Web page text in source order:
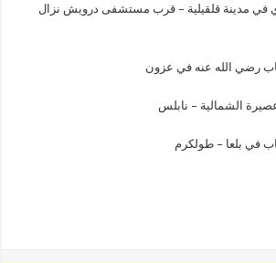
في مدينة قلقيلية – قرب مستشفى درويش نزال